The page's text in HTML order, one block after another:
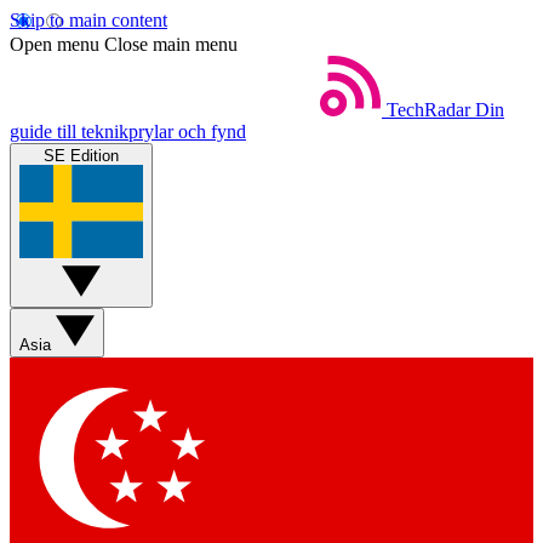
Skip to main content
Open menu Close main menu
TechRadar Din
guide till teknikprylar och fynd
SE Edition
Asia